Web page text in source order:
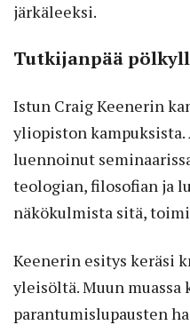
järkäleeksi.
Tutkijanpää
Istun Craig Keenerin
yliopiston
luennoinut
teologian, filosofian ja
näkökulmista sitä,
Keenerin esitys keräsi
yleisöltä. Muun
parantumislupausten